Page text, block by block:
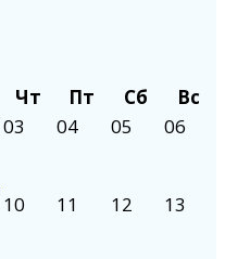
Чт Пт Сб
Вс
03 04 05 06
10 11 12 13